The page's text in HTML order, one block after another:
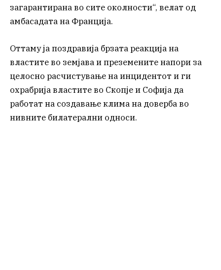
загарантирана во сите околности“, велат од
амбасадата на Франција.
Оттаму ја поздравија брзата реакција на
властите во земјава и преземените напори за
целосно расчистување на инцидентот и ги
охрабрија властите во Скопје и Софија да
работат на создавање клима на доверба во
нивните билатерални односи.